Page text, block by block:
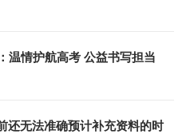
温情护航高考 公益书写担当
还无法准确预计补充资料的时